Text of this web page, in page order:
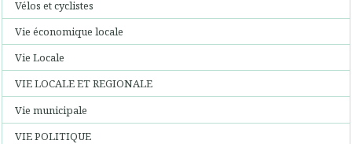
Vélos et cyclistes
Vie économique locale
Vie Locale
VIE LOCALE ET REGIONALE
Vie municipale
VIE POLITIQUE